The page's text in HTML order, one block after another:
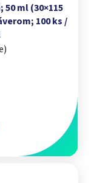
ml (30×115
100 ks /
)